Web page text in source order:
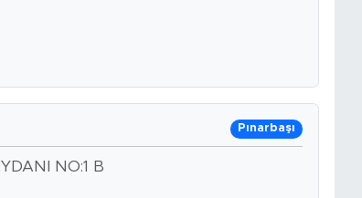
Pınarbaşı
NO:1 B